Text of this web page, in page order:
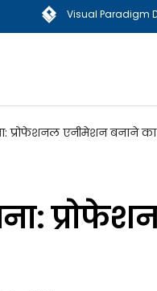
Visual Paradigm
प्रोफेशनल एनीमेशन बनाने का